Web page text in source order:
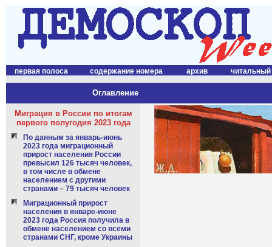
первая полоса содержание номера архив читальный
Оглавление
Миграция в России по итогам
первого полугодия 2023 года
По данным за январь-июнь
2023 года миграционный
прирост населения России
превысил 126 тысяч человек,
в том числе в обмене
населением с другими
странами – 79 тысяч человек
Миграционный прирост
населения в январе-июне
2023 года Россия получила в
обмене населением со всеми
странами СНГ, кроме Украины